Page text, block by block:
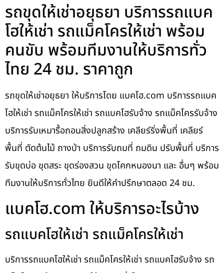
รถขุดให้เช่าอยุธยา บริการรถแบค
โฮให้เช่า รถแม็คโครให้เช่า พร้อม
คนขับ พร้อมทีมงานให้บริการทั่ว
ไทย 24 ชม. ราคาถูก
รถขุดให้เช่าอยุธยา ให้บริการโดย แบคโฮ.com บริการรถแบค
โฮให้เช่า รถแม็คโครให้เช่า รถแบคโฮรับจ้าง รถแม็คโครรับจ้าง
บริการรับเหมารื้อถอนสิ่งปลูกสร้าง เคลียร์ริ่งพื้นที่ เคลียร์
พื้นที่ ตัดต้นไม้ ถางป่า บริการรับถมที่ ถมดิน ปรับพื้นที่ บริการ
รับขุดบ่อ ขุดสระ ขุดร่องสวน ขุดโคกหนองนา และ อื่นๆ พร้อม
ทีมงานให้บริการทั่วไทย ยินดีให้คำปรึกษาตลอด 24 ชม.
แบคโฮ.com ให้บริการอะไรบ้าง
รถแบคโฮให้เช่า รถแม็คโครให้เช่า
บริการรถแบคโฮให้เช่า รถแม็คโครให้เช่า รถแบคโฮรับจ้าง รถ